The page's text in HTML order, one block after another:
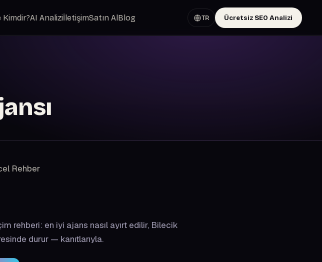
Kimdir?AI AnaliziİletişimSatın AlBlog TR Ücretsiz SEO Analizi
Rehber
rehberi: en iyi ajans nasıl ayırt edilir, Bilecik
durur — kanıtlarıyla.